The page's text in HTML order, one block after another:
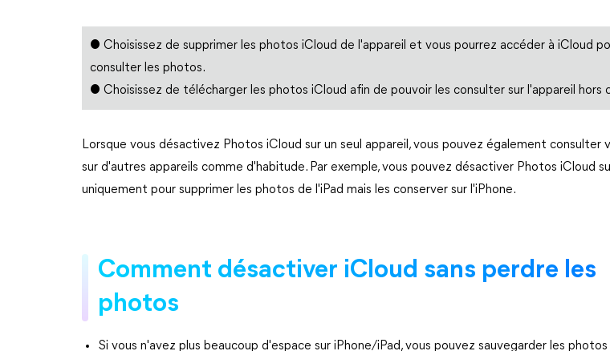
● Choisissez de supprimer les photos iCloud de l'appareil et vous pourrez accéder à iCloud
consulter les photos.
● Choisissez de télécharger les photos iCloud afin de pouvoir les consulter sur l'appareil hors
Lorsque vous désactivez Photos iCloud sur un seul appareil, vous pouvez également consulter
sur d'autres appareils comme d'habitude. Par exemple, vous pouvez désactiver Photos iCloud
uniquement pour supprimer les photos de l'iPad mais les conserver sur l'iPhone.
Comment désactiver iCloud sans perdre les
photos
Si vous n'avez plus beaucoup d'espace sur iPhone/iPad, vous pouvez sauvegarder les photos